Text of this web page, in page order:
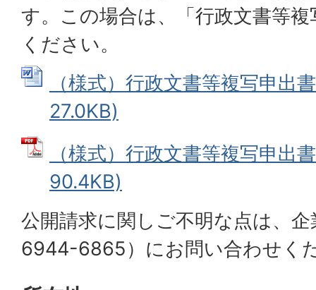
す。この場合は、「行政文書等
ください。
（様式）行政文書等複写申出
27.0KB)
（様式）行政文書等複写申出
90.4KB)
公開請求に関しご不明な点は、
6944-6865）にお問い合わせく